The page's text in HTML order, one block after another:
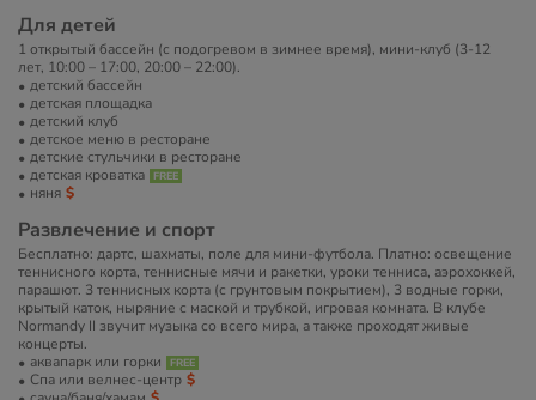
Для детей
1 открытый бассейн (с подогревом в зимнее время), мини-клуб (3-12
лет, 10:00 – 17:00, 20:00 – 22:00).
детский бассейн
детская площадка
детский клуб
детское меню в ресторане
детские стульчики в ресторане
детская кроватка
няня
Развлечение и спорт
Бесплатно: дартс, шахматы, поле для мини­-футбола. Платно: освещение
теннисного корта, теннисные мячи и ракетки, уроки тенниса, аэрохоккей,
парашют. 3 теннисных корта (с грунтовым покрытием), 3 водные горки,
крытый каток, ныряние с маской и трубкой, игровая комната. В клубе
Normandy II звучит музыка со всего мира, а также проходят живые
концерты.
аквапарк или горки
Спа или велнес-центр